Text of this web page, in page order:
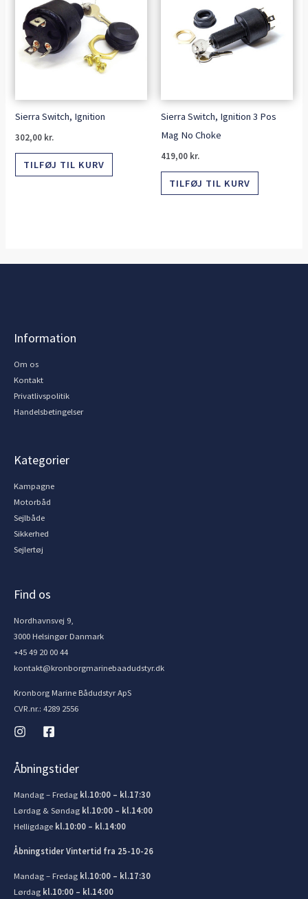
Sierra Switch, Ignition
302,00 kr.
TILFØJ TIL KURV
Sierra Switch, Ignition 3 Pos
Mag No Choke
419,00 kr.
TILFØJ TIL KURV
Information
Om os
Kontakt
Privatlivspolitik
Handelsbetingelser
Kategorier
Kampagne
Motorbåd
Sejlbåde
Sikkerhed
Sejlertøj
Find os
Nordhavnsvej 9,
3000 Helsingør Danmark
+45 49 20 00 44
kontakt@kronborgmarinebaadudstyr.dk
Kronborg Marine Bådudstyr ApS
CVR.nr.: 4289 2556
Åbningstider
Mandag – Fredag kl.10:00 – kl.17:30
Lørdag & Søndag kl.10:00 – kl.14:00
Helligdage kl.10:00 – kl.14:00
Åbningstider Vintertid fra 25-10-26
Mandag – Fredag kl.10:00 – kl.17:30
Lørdag kl.10:00 – kl.14:00